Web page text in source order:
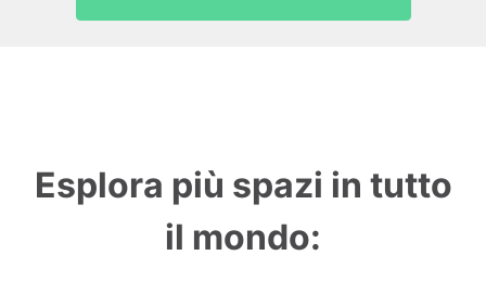
Esplora più spazi in tutto
il mondo: